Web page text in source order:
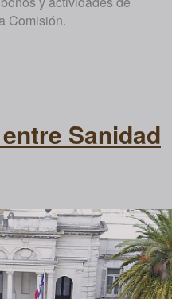
Comisión.
Sanidad